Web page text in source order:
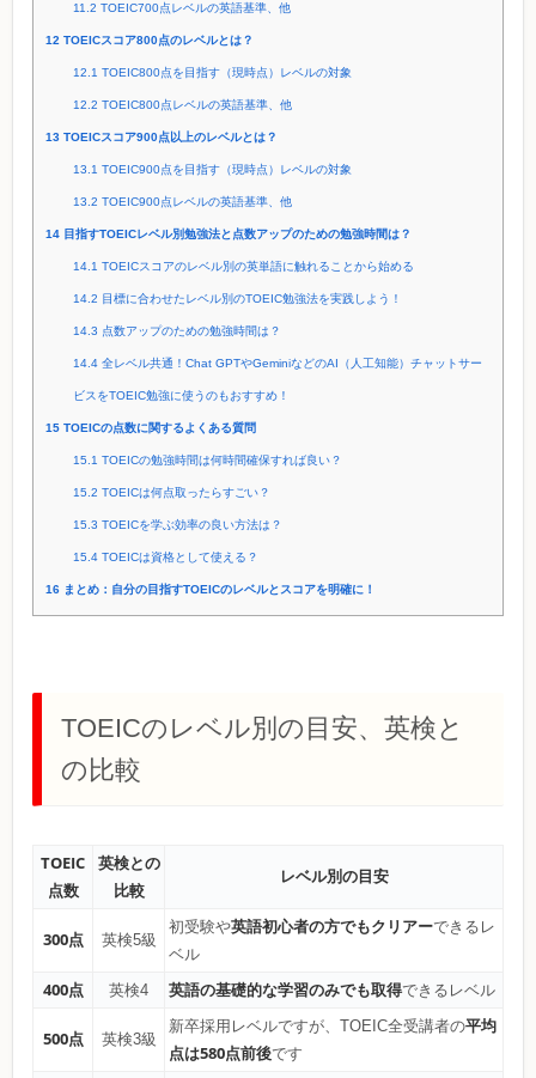
11.2 TOEIC700点レベルの英語基準、他
12 TOEICスコア800点のレベルとは？
12.1 TOEIC800点を目指す（現時点）レベルの対象
12.2 TOEIC800点レベルの英語基準、他
13 TOEICスコア900点以上のレベルとは？
13.1 TOEIC900点を目指す（現時点）レベルの対象
13.2 TOEIC900点レベルの英語基準、他
14 目指すTOEICレベル別勉強法と点数アップのための勉強時間は？
14.1 TOEICスコアのレベル別の英単語に触れることから始める
14.2 目標に合わせたレベル別のTOEIC勉強法を実践しよう！
14.3 点数アップのための勉強時間は？
14.4全レベル共通！Chat GPTやGeminiなどのAI（人工知能）チャットサー
ビスをTOEIC勉強に使うのもおすすめ！
15 TOEICの点数に関するよくある質問
15.1 TOEICの勉強時間は何時間確保すれば良い？
15.2 TOEICは何点取ったらすごい？
15.3 TOEICを学ぶ効率の良い方法は？
15.4TOEICは資格として使える？
16 まとめ：自分の目指すTOEICのレベルとスコアを明確に！
TOEICのレベル別の目安、英検と
の比較
TOEIC
点数
英検との
比較
レベル別の目安
300点 英検5級
初受験や英語初心者の方でもクリアーできるレ
ベル
400点 英検4 英語の基礎的な学習のみでも取得できるレベル
500点 英検3級
新卒採用レベルですが、TOEIC全受講者の平均
点は580点前後です